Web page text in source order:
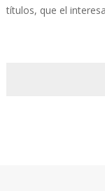
títulos, que el